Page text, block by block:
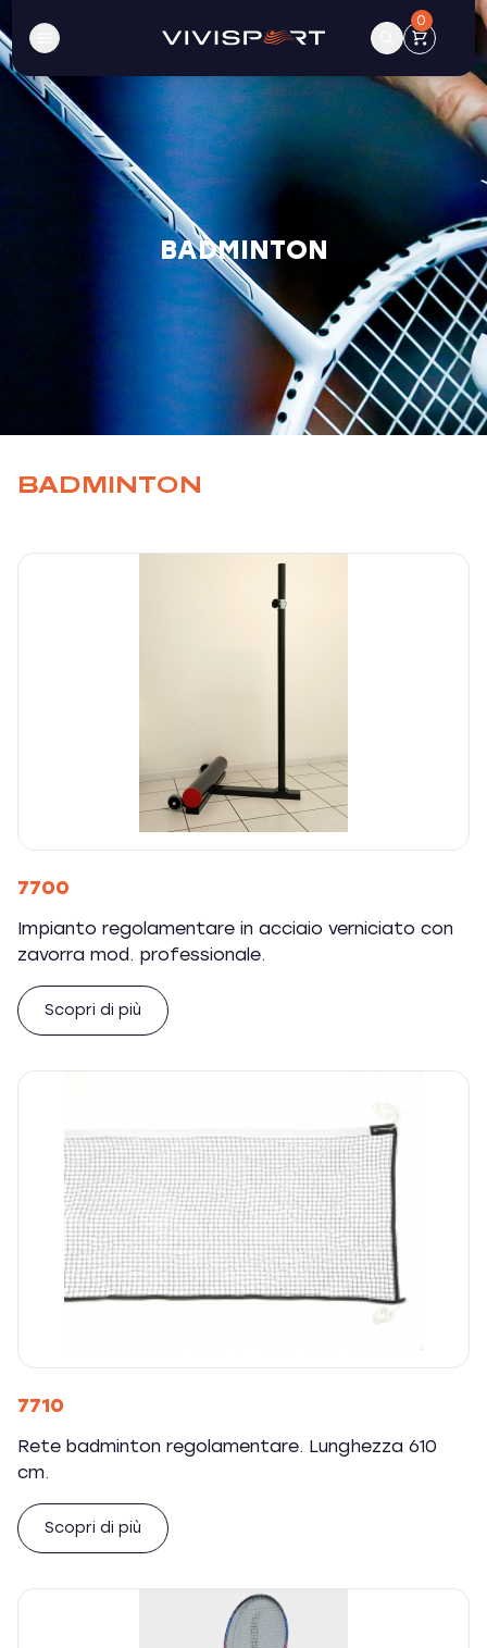
0
BADMINTON
BADMINTON
7700
Impianto regolamentare in acciaio verniciato con
zavorra mod. professionale.
Scopri di più
7710
Rete badminton regolamentare. Lunghezza 610
cm.
Scopri di più